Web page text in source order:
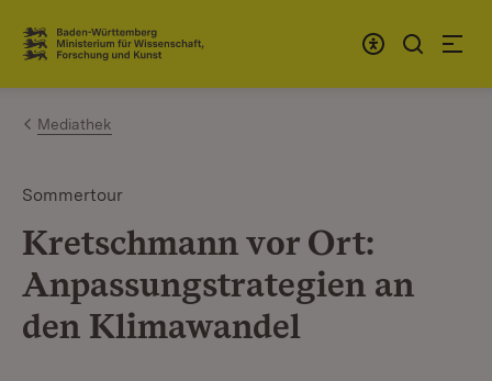
Zum Inhalt springen
Link zur Startseite
Mediathek
Sommertour
Kretschmann vor Ort:
Anpassungstrategien an
den Klimawandel